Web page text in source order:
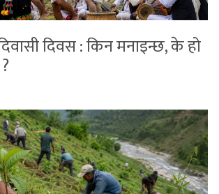
दिवस : किन मनाइन्छ, के हो